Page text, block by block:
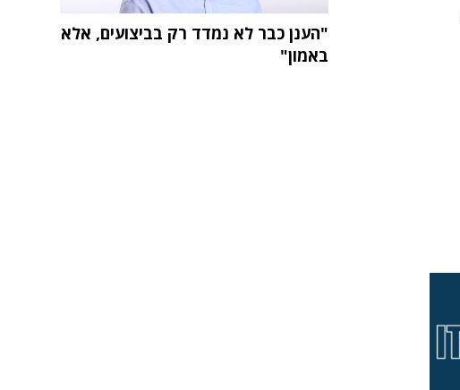
"הענן כבר לא נמדד רק בביצועים, אלא
באמון"